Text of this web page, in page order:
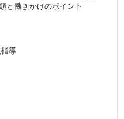
と働きかけのポイント
導